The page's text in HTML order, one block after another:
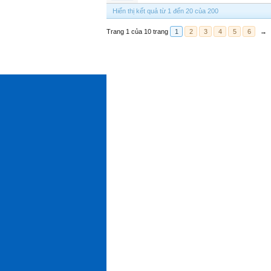
Hiển thị kết quả từ 1 đến 20 của 200
Trang 1 của 10 trang 1 2 3 4 5 6 →